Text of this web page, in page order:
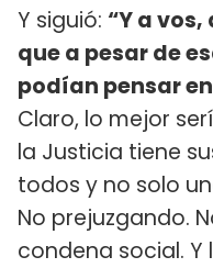
Y siguió: “Y a
que a pesar de
podían pensar
Claro, lo mejor
la Justicia tiene
todos y no solo
No prejuzgando.
condena social.